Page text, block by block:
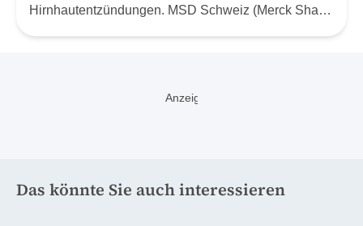
Hirnhautentzündungen. MSD Schweiz (Merck Sharp
Das könnte Sie auch interessieren